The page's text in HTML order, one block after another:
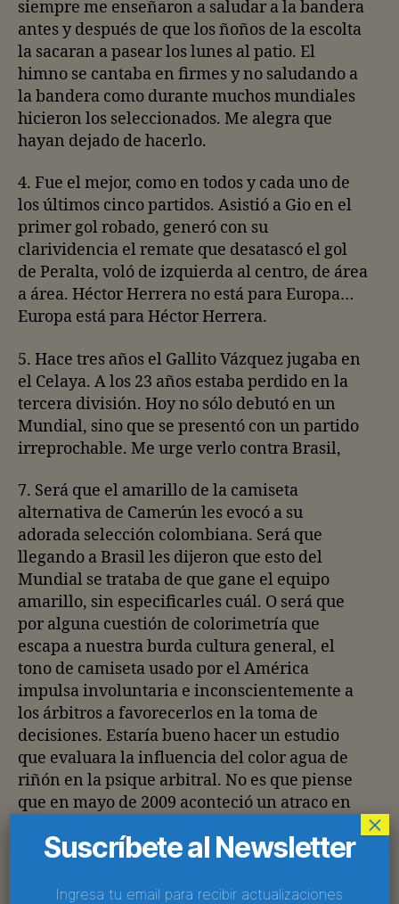
siempre me enseñaron a saludar a la bandera
antes y después de que los ñoños de la escolta
la sacaran a pasear los lunes al patio. El
himno se cantaba en firmes y no saludando a
la bandera como durante muchos mundiales
hicieron los seleccionados. Me alegra que
hayan dejado de hacerlo.
4. Fue el mejor, como en todos y cada uno de
los últimos cinco partidos. Asistió a Gio en el
primer gol robado, generó con su
clarividencia el remate que desatascó el gol
de Peralta, voló de izquierda al centro, de área
a área. Héctor Herrera no está para Europa…
Europa está para Héctor Herrera.
5. Hace tres años el Gallito Vázquez jugaba en
el Celaya. A los 23 años estaba perdido en la
tercera división. Hoy no sólo debutó en un
Mundial, sino que se presentó con un partido
irreprochable. Me urge verlo contra Brasil,
7. Será que el amarillo de la camiseta
alternativa de Camerún les evocó a su
adorada selección colombiana. Será que
llegando a Brasil les dijeron que esto del
Mundial se trataba de que gane el equipo
amarillo, sin especificarles cuál. O será que
por alguna cuestión de colorimetría que
escapa a nuestra burda cultura general, el
tono de camiseta usado por el América
impulsa involuntaria e inconscientemente a
los árbitros a favorecerlos en la toma de
decisiones. Estaría bueno hacer un estudio
que evaluara la influencia del color agua de
riñón en la psique arbitral. No es que piense
que en mayo de 2009 aconteció un atraco en
qué color salió aquella vez el Barça?
8. Cierto que Camerún cumplió con creces las
Suscríbete al Newsletter
Ingresa tu email para recibir actualizaciones
×